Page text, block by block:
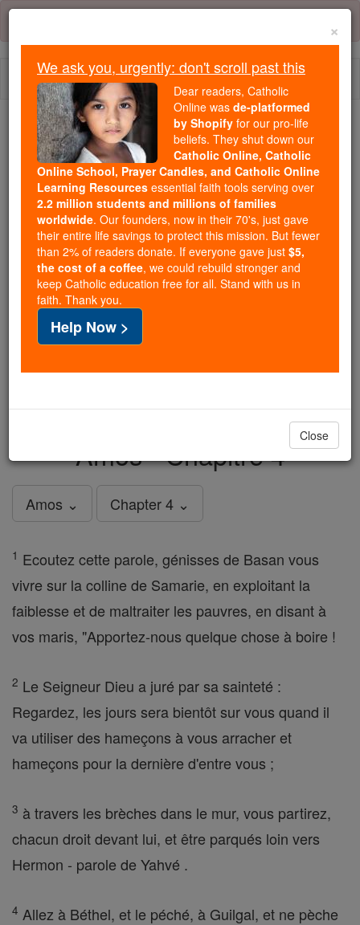
Skip
content
We ask you, urgently: don't scroll past this
Dear readers, Catholic Online
wasde-platformed by Shopify
for our pro-life beliefs. They
shut down ourCatholic
Online, Catholic Online School, Prayer Candles, and
Catholic Online Learning Resourcesessential faith
tools serving over2.2 million students and millions of
families worldwide. Our founders, now in their 70's,
just gave their entire life savings to protect this mission.
But fewer than 2% of readers donate. If everyone gave
just$5, the cost of a coffee, we could rebuild stronger
in faith. Thank you.DONATE TODAY >
Amos - Chapitre 4
Amos ⌄ Chapter 4 ⌄
1 Ecoutez cette parole, génisses de Basan vous
vivre sur la colline de Samarie, en exploitant la
faiblesse et de maltraiter les pauvres, en disant à
vos maris, "Apportez-nous quelque chose à boire !
2 Le Seigneur Dieu a juré par sa sainteté :
Regardez, les jours sera bientôt sur vous quand il
va utiliser des hameçons à vous arracher et
hameçons pour la dernière d'entre vous ;
3 à travers les brèches dans le mur, vous partirez,
chacun droit devant lui, et être parqués loin vers
Hermon - parole de Yahvé .
4 Allez à Béthel, et le péché, à Guilgal, et ne pèche
×
We ask you, urgently: don't scroll past this
Dear readers, Catholic
Online was de-platformed
by Shopify for our pro-life
beliefs. They shut down our
Catholic Online, Catholic
Online School, Prayer Candles, and Catholic Online
Learning Resources essential faith tools serving over
2.2 million students and millions of families
worldwide. Our founders, now in their 70's, just gave
their entire life savings to protect this mission. But fewer
than 2% of readers donate. If everyone gave just $5,
the cost of a coffee, we could rebuild stronger and
keep Catholic education free for all. Stand with us in
faith. Thank you.
Help Now >
Close